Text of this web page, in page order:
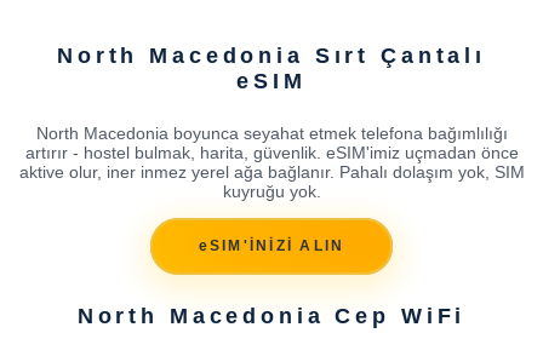
North Macedonia Sırt Çantalı
eSIM
North Macedonia boyunca seyahat etmek telefona bağımlılığı
artırır - hostel bulmak, harita, güvenlik. eSIM'imiz uçmadan önce
aktive olur, iner inmez yerel ağa bağlanır. Pahalı dolaşım yok, SIM
kuyruğu yok.
eSIM'İNİZİ ALIN
North Macedonia Cep WiFi